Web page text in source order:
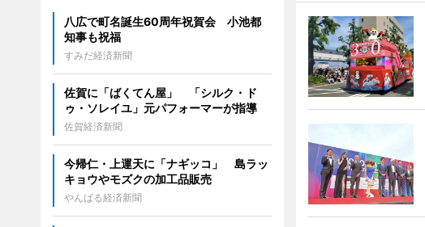
八広で町名誕生60周年祝賀会 小池都
知事も祝福
すみだ経済新聞
佐賀に「ばくてん屋」 「シルク・ド
ゥ・ソレイユ」元パフォーマーが指導
佐賀経済新聞
今帰仁・上運天に「ナギッコ」 島ラッ
キョウやモズクの加工品販売
やんばる経済新聞